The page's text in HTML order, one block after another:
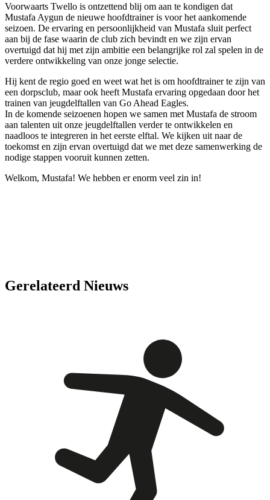
Voorwaarts Twello is ontzettend blij om aan te kondigen dat
Mustafa Aygun de nieuwe hoofdtrainer is voor het aankomende
seizoen. De ervaring en persoonlijkheid van Mustafa sluit perfect
aan bij de fase waarin de club zich bevindt en we zijn ervan
overtuigd dat hij met zijn ambitie een belangrijke rol zal spelen in de
verdere ontwikkeling van onze jonge selectie.
Hij kent de regio goed en weet wat het is om hoofdtrainer te zijn van
een dorpsclub, maar ook heeft Mustafa ervaring opgedaan door het
trainen van jeugdelftallen van Go Ahead Eagles.
In de komende seizoenen hopen we samen met Mustafa de stroom
aan talenten uit onze jeugdelftallen verder te ontwikkelen en
naadloos te integreren in het eerste elftal. We kijken uit naar de
toekomst en zijn ervan overtuigd dat we met deze samenwerking de
nodige stappen vooruit kunnen zetten.
Welkom, Mustafa! We hebben er enorm veel zin in!
Gerelateerd Nieuws